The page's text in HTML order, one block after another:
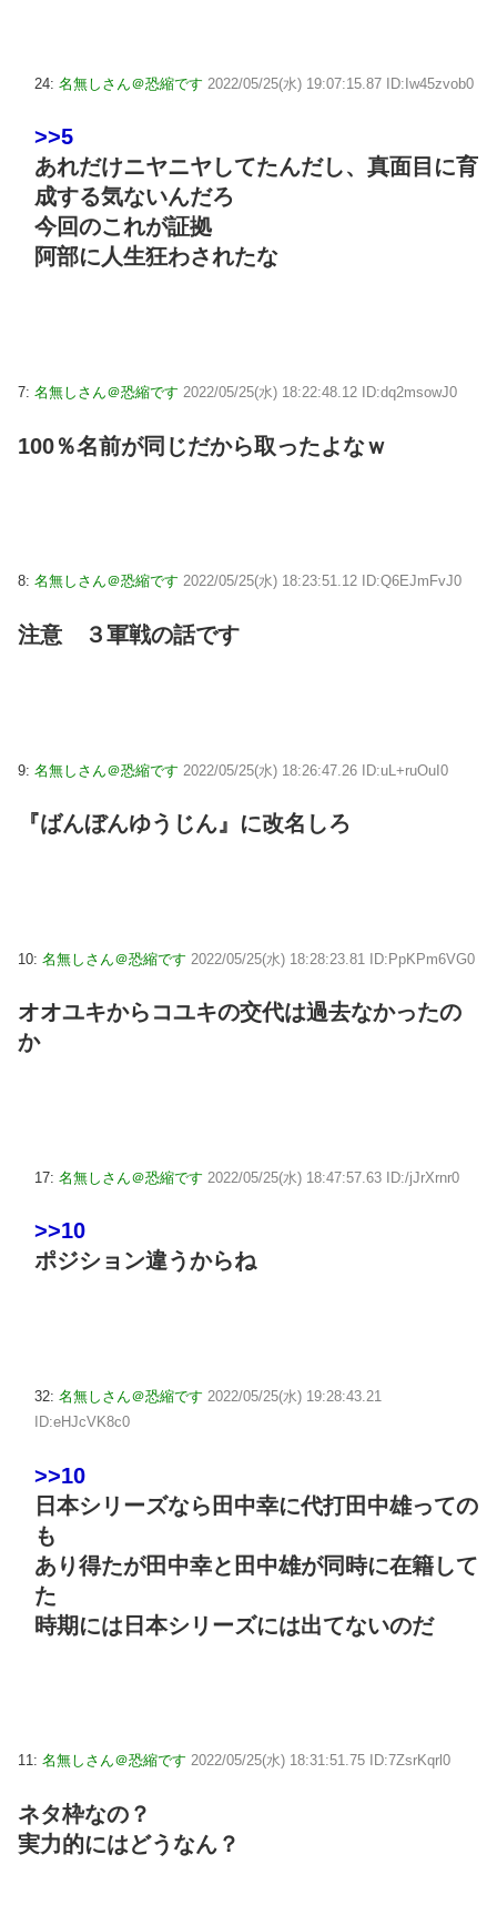
24: 名無しさん＠恐縮です 2022/05/25(水) 19:07:15.87 ID:Iw45zvob0
>>5
あれだけニヤニヤしてたんだし、真面目に育
成する気ないんだろ
今回のこれが証拠
阿部に人生狂わされたな
7: 名無しさん＠恐縮です 2022/05/25(水) 18:22:48.12 ID:dq2msowJ0
100％名前が同じだから取ったよなｗ
8: 名無しさん＠恐縮です 2022/05/25(水) 18:23:51.12 ID:Q6EJmFvJ0
注意 ３軍戦の話です
9: 名無しさん＠恐縮です 2022/05/25(水) 18:26:47.26 ID:uL+ruOuI0
『ばんぼんゆうじん』に改名しろ
10: 名無しさん＠恐縮です 2022/05/25(水) 18:28:23.81 ID:PpKPm6VG0
オオユキからコユキの交代は過去なかったの
か
17: 名無しさん＠恐縮です 2022/05/25(水) 18:47:57.63 ID:/jJrXrnr0
>>10
ポジション違うからね
32: 名無しさん＠恐縮です 2022/05/25(水) 19:28:43.21
ID:eHJcVK8c0
>>10
日本シリーズなら田中幸に代打田中雄っての
も
あり得たが田中幸と田中雄が同時に在籍して
た
時期には日本シリーズには出てないのだ
11: 名無しさん＠恐縮です 2022/05/25(水) 18:31:51.75 ID:7ZsrKqrl0
ネタ枠なの？
実力的にはどうなん？